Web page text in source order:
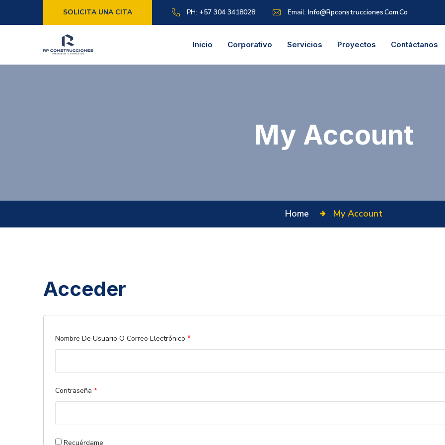
SOLICITA UNA CITA PH: +57 304 3418028 Email: Info@rpconstrucciones.com.co
Inicio Corporativo Servicios Proyectos Contáctanos
My Account
Home My Account
Acceder
Nombre De Usuario O Correo Electrónico *
Contraseña *
Recuérdame